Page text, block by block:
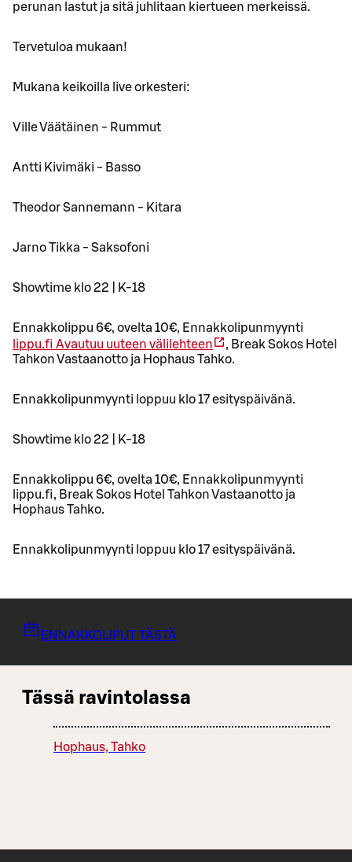
perunan lastut ja sitä juhlitaan kiertueen merkeissä.
Tervetuloa mukaan!
Mukana keikoilla live orkesteri:
Ville Väätäinen - Rummut
Antti Kivimäki - Basso
Theodor Sannemann - Kitara
Jarno Tikka - Saksofoni
Showtime klo 22 | K-18
Ennakkolippu 6€, ovelta 10€, Ennakkolipunmyynti
lippu.fi Avautuu uuteen välilehteen
, Break Sokos Hotel
Tahkon Vastaanotto ja Hophaus Tahko.
Ennakkolipunmyynti loppuu klo 17 esityspäivänä.
Showtime klo 22 | K-18
Ennakkolippu 6€, ovelta 10€, Ennakkolipunmyynti
lippu.fi, Break Sokos Hotel Tahkon Vastaanotto ja
Hophaus Tahko.
Ennakkolipunmyynti loppuu klo 17 esityspäivänä.
ENNAKKOLIPUT TÄSTÄ
Tässä ravintolassa
Hophaus, Tahko